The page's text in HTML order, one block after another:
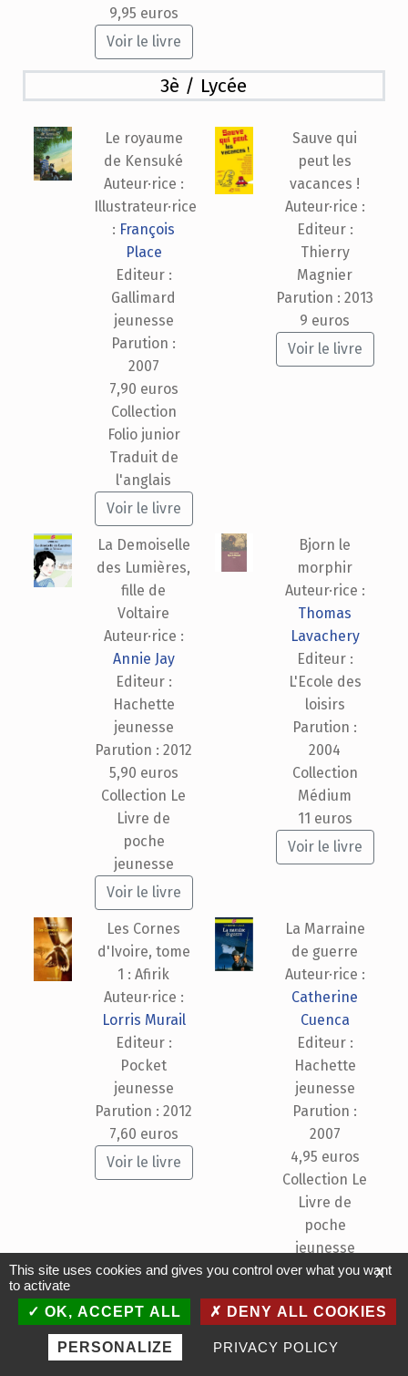
MENU
9,95 euros
Voir le livre
3è / Lycée
Le royaume
de Kensuké
Auteur·rice :
Illustrateur·rice
: François
Place
Editeur :
Gallimard
jeunesse
Parution :
2007
7,90 euros
Collection
Folio junior
Traduit de
l'anglais
Voir le livre
Sauve qui
peut les
vacances !
Auteur·rice :
Editeur :
Thierry
Magnier
Parution : 2013
9 euros
Voir le livre
La Demoiselle
des Lumières,
fille de
Voltaire
Auteur·rice :
Annie Jay
Editeur :
Hachette
jeunesse
Parution : 2012
5,90 euros
Collection Le
Livre de
poche
jeunesse
Voir le livre
Bjorn le
morphir
Auteur·rice :
Thomas
Lavachery
Editeur :
L'Ecole des
loisirs
Parution :
2004
Collection
Médium
11 euros
Voir le livre
Les Cornes
d'Ivoire, tome
1 : Afirik
Auteur·rice :
Lorris Murail
Editeur :
Pocket
jeunesse
Parution : 2012
7,60 euros
Voir le livre
La Marraine
de guerre
Auteur·rice :
Catherine
Cuenca
Editeur :
Hachette
jeunesse
Parution :
2007
4,95 euros
Collection Le
Livre de
poche
jeunesse
Voir le livre
Le Grillon,
récit d'un
enfant pirate
Vendredi ou la
Auteur·rice :
X
This site uses cookies and gives you control over what you want
to activate
OK, ACCEPT ALL
DENY ALL COOKIES
PERSONALIZE PRIVACY POLICY